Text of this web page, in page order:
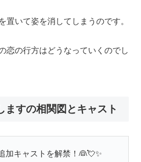
置いて姿を消してしまうのです。
恋の行方はどうなっていくのでし
ますの相関図とキャスト
加キャストを解禁！👰💘✨